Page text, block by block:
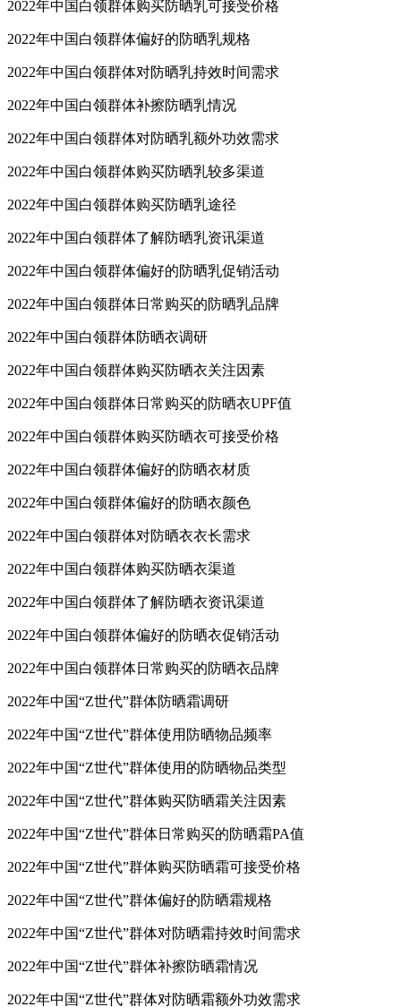
2022年中国白领群体购买防晒乳可接受价格
2022年中国白领群体偏好的防晒乳规格
2022年中国白领群体对防晒乳持效时间需求
2022年中国白领群体补擦防晒乳情况
2022年中国白领群体对防晒乳额外功效需求
2022年中国白领群体购买防晒乳较多渠道
2022年中国白领群体购买防晒乳途径
2022年中国白领群体了解防晒乳资讯渠道
2022年中国白领群体偏好的防晒乳促销活动
2022年中国白领群体日常购买的防晒乳品牌
2022年中国白领群体防晒衣调研
2022年中国白领群体购买防晒衣关注因素
2022年中国白领群体日常购买的防晒衣UPF值
2022年中国白领群体购买防晒衣可接受价格
2022年中国白领群体偏好的防晒衣材质
2022年中国白领群体偏好的防晒衣颜色
2022年中国白领群体对防晒衣衣长需求
2022年中国白领群体购买防晒衣渠道
2022年中国白领群体了解防晒衣资讯渠道
2022年中国白领群体偏好的防晒衣促销活动
2022年中国白领群体日常购买的防晒衣品牌
2022年中国“Z世代”群体防晒霜调研
2022年中国“Z世代”群体使用防晒物品频率
2022年中国“Z世代”群体使用的防晒物品类型
2022年中国“Z世代”群体购买防晒霜关注因素
2022年中国“Z世代”群体日常购买的防晒霜PA值
2022年中国“Z世代”群体购买防晒霜可接受价格
2022年中国“Z世代”群体偏好的防晒霜规格
2022年中国“Z世代”群体对防晒霜持效时间需求
2022年中国“Z世代”群体补擦防晒霜情况
2022年中国“Z世代”群体对防晒霜额外功效需求